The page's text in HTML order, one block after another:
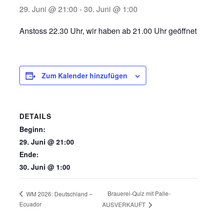
29. Juni @ 21:00 -30. Juni @ 1:00
Anstoss 22.30 Uhr, wir haben ab 21.00 Uhr geöffnet
Zum Kalender hinzufügen
DETAILS
Beginn:
29. Juni @ 21:00
Ende:
30. Juni @ 1:00
WM 2026: Deutschland –
Ecuador
Brauerei-Quiz mit Palle-
AUSVERKAUFT